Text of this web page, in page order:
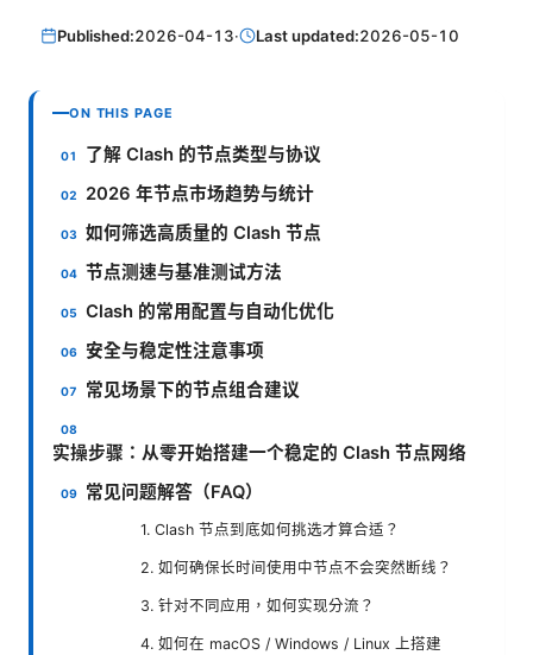
Published:2026-04-13· Last updated:2026-05-10
ON THIS PAGE
了解 Clash 的节点类型与协议
2026 年节点市场趋势与统计
如何筛选高质量的 Clash 节点
节点测速与基准测试方法
Clash 的常用配置与自动化优化
安全与稳定性注意事项
常见场景下的节点组合建议
实操步骤：从零开始搭建一个稳定的 Clash 节点网络
常见问题解答（FAQ）
1. Clash 节点到底如何挑选才算合适？
2. 如何确保长时间使用中节点不会突然断线？
3. 针对不同应用，如何实现分流？
4. 如何在 macOS / Windows / Linux 上搭建